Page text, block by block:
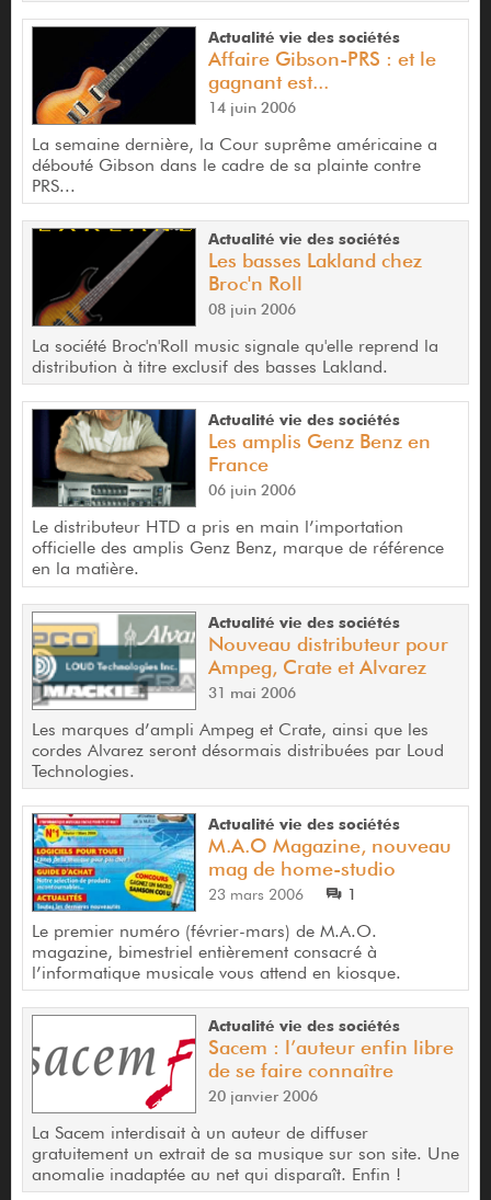
Actualité vie des sociétés
Affaire Gibson-PRS : et le
gagnant est...
14 juin 2006
La semaine dernière, la Cour suprême américaine a
débouté Gibson dans le cadre de sa plainte contre
PRS...
Actualité vie des sociétés
Les basses Lakland chez
Broc'n Roll
08 juin 2006
La société Broc'n'Roll music signale qu'elle reprend la
distribution à titre exclusif des basses Lakland.
Actualité vie des sociétés
Les amplis Genz Benz en
France
06 juin 2006
Le distributeur HTD a pris en main l’importation
officielle des amplis Genz Benz, marque de référence
en la matière.
Actualité vie des sociétés
Nouveau distributeur pour
Ampeg, Crate et Alvarez
31 mai 2006
Les marques d’ampli Ampeg et Crate, ainsi que les
cordes Alvarez seront désormais distribuées par Loud
Technologies.
Actualité vie des sociétés
M.A.O Magazine, nouveau
mag de home-studio
23 mars 2006 1
Le premier numéro (février-mars) de M.A.O.
magazine, bimestriel entièrement consacré à
l’informatique musicale vous attend en kiosque.
Actualité vie des sociétés
Sacem : l’auteur enfin libre
de se faire connaître
20 janvier 2006
La Sacem interdisait à un auteur de diffuser
gratuitement un extrait de sa musique sur son site. Une
anomalie inadaptée au net qui disparaît. Enfin !